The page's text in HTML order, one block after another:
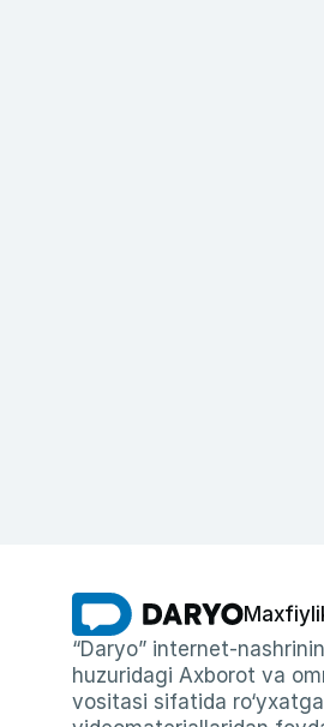
“Daryo” internet-
huzuridagi Axborot va
vositasi sifatida